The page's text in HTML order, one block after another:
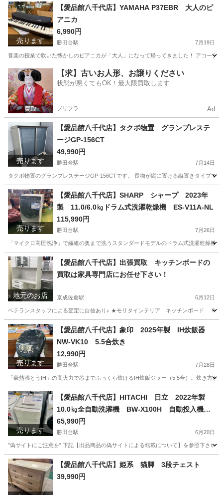
千葉 八千代市 勝田台駅 生活家電
売ります
【愛品館八千代店】YAMAHA P37EBR 大人のピ
アニカ
6,990円
勝田台駅 7月19日
音楽の授業で吹いた懐かしのピアニカが「大人」になって帰ってきました！ アコー
千葉 八千代市 勝田台駅 鍵盤楽器、ピアノ ピアニカ
【求】古いお人形、お譲りください
状態が悪くてもOK！最大限買取します
プリフラ Ad
売ります
【愛品館八千代店】タクボ物置 グランプレステ
ージGP-156CT
49,990円
勝田台駅 7月14日
タクボ物置のグランプレステージGP-156CTです。 長物が縦に置ける縦置きタイプ
千葉 八千代市 勝田台駅 収納家具
売ります
【愛品館八千代店】SHARP シャープ 2023年
製 11.0/6.0㎏ドラム式洗濯乾燥機 ES-V11A-NL
115,990円
勝田台駅 7月26日
「マイクロ高圧洗浄」で繊維の奥まで洗うスタンダードモデルのドラム式洗濯乾燥
千葉 八千代市 勝田台駅 生活家電 商品
地元のお店
【愛品館八千代店】出張買取 キッチンボードの
買取は家具専門店にお任せ下さい！
京成佐倉駅 6月12日
ベテランスタッフによる査定に自信あり♪ ★モリタインテリア キッチンボード ※使
千葉 佐倉市 京成佐倉駅 リサイクルショップ 千葉
佐倉市 京成佐倉駅 リサイクルショップ
売ります
【愛品館八千代店】象印 2025年製 IH炊飯器
NW-VK10 5.5合炊き
12,990円
勝田台駅 7月28日
「豪熱沸とうIH」の高火力で芯までふっくら炊けるIH炊飯ジャー（5.5合）。炊き方
千葉 八千代市 勝田台駅 キッチン家電 商品
売ります
【愛品館八千代店】HITACHI 日立 2022年製
10.0㎏全自動洗濯機 BW-X100H 自動投入機能
付き
65,990円
勝田台駅 6月20日
”偽サイトにご注意を” 下記【出品商品の偽サイトによる転載について】を参照下さ
千葉 八千代市 勝田台駅 生活家電 商品
【愛品館八千代店】姫系 猫脚 3段チェスト
39,990円